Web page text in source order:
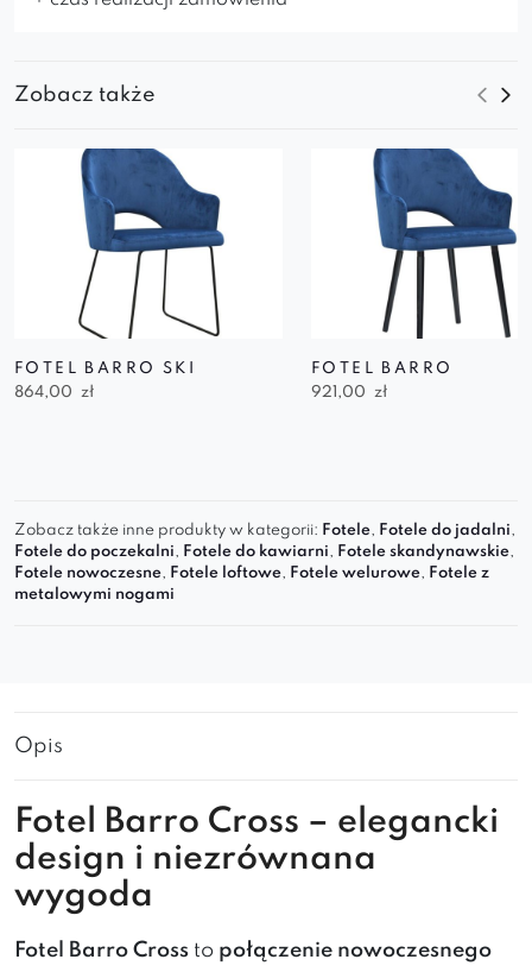
Zobacz także
FOTEL BARRO SKI
864,00
zł
FOTEL BARRO
921,00
zł
Zobacz także inne produkty w kategorii: Fotele, Fotele do jadalni,
Fotele do poczekalni, Fotele do kawiarni, Fotele skandynawskie,
Fotele nowoczesne, Fotele loftowe, Fotele welurowe, Fotele z
metalowymi nogami
Opis
Fotel Barro Cross – elegancki
design i niezrównana
wygoda
Fotel Barro Cross to połączenie nowoczesnego